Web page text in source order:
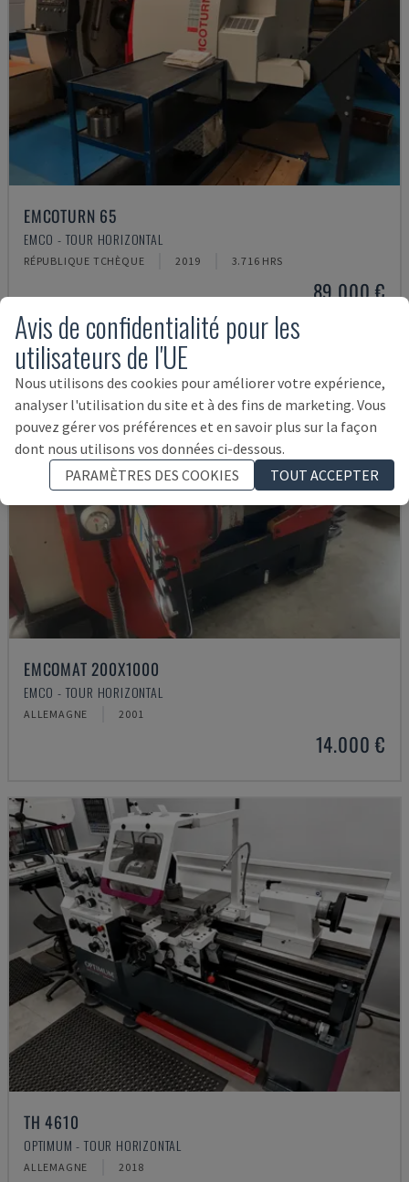
EMCOTURN 65
EMCO - TOUR HORIZONTAL
RÉPUBLIQUE TCHÈQUE 2019 3.716 HRS
89.000 €
EMCOMAT 200X1000
EMCO - TOUR HORIZONTAL
ALLEMAGNE 2001
14.000 €
TH 4610
OPTIMUM - TOUR HORIZONTAL
ALLEMAGNE 2018
Avis de confidentialité pour les
utilisateurs de l'UE
Nous utilisons des cookies pour améliorer votre expérience,
analyser l'utilisation du site et à des fins de marketing. Vous
pouvez gérer vos préférences et en savoir plus sur la façon
dont nous utilisons vos données ci-dessous.
PARAMÈTRES DES COOKIES
TOUT ACCEPTER